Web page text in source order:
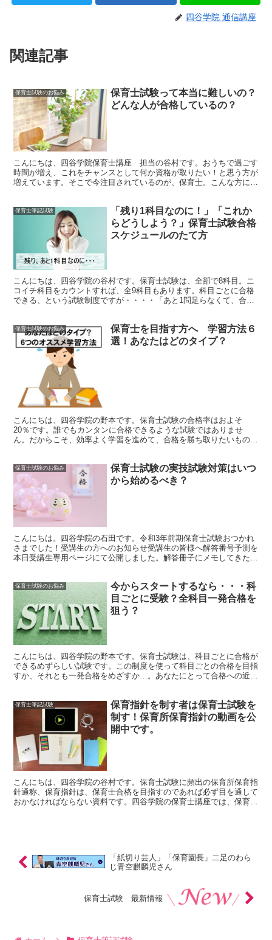
四谷学院 通信講座
関連記事
保育士試験のお悩み
保育士試験って本当に難しいの？
どんな人が合格しているの？
こんにちは、四谷学院保育士講座 担当の谷村です。おうちで過ごす
時間が増え、これをチャンスとして何か資格が取りたい！と思う方が
増えています。そこで今注目されているのが、保育士。こんな方にピ
保育士筆記試験
「残り1科目なのに！」「これか
らどうしよう？」保育士試験合格
スケジュールのたて方
こんにちは、四谷学院の谷村です。保育士試験は、全部で8科目。ニ
コイチ科目をカウントすれば、全9科目もあります。科目ごとに合格
できる、という試験制度ですが・・・・「あと1問足らなくて、合格
保育士試験のお悩み
保育士を目指す方へ 学習方法６
選！あなたはどのタイプ？
こんにちは、四谷学院の野本です。保育士試験の合格率はおよそ
20％です。誰でもカンタンに合格できるような試験ではありませ
ん。だからこそ、効率よく学習を進めて、合格を勝ち取りたいもので
保育士試験のお悩み
保育士試験の実技試験対策はいつ
から始めるべき？
こんにちは。四谷学院の石田です。令和3年前期保育士試験おつかれ
さまでした！受講生の方へのお知らせ受講生の皆様へ解答番号予測を
本日受講生専用ページにて公開しました。解答冊子にメモしてきた番
保育士試験のお悩み
今からスタートするなら・・・科
目ごとに受験？全科目一発合格を
狙う？
こんにちは、四谷学院の野本です。保育士試験は、科目ごとに合格が
できるめずらしい試験です。この制度を使って科目ごとの合格を目指
すか、それとも一発合格をめざすか…。あなたにとって合格への近道
保育士筆記試験
保育指針を制す者は保育士試験を
制す！保育所保育指針の動画を公
開中です。
こんにちは、四谷学院の谷村です。保育士試験に頻出の保育所保育指
針通称、保育指針は、保育士合格を目指すのであれば必ず目を通して
おかなければならない資料です。四谷学院の保育士講座では、保育士
「紙切り芸人」「保育園長」二足のわら
じ青空麒麟児さん
保育士試験 最新情報